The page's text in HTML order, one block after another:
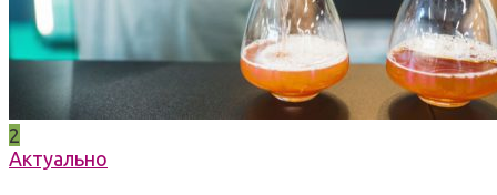
2
Актуально